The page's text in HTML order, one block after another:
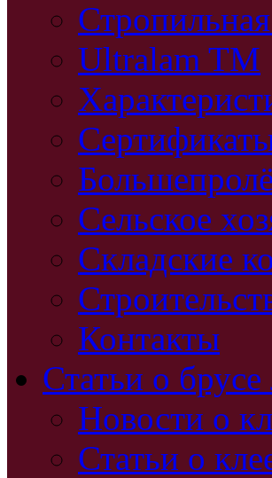
Ultralam TM
Сельское
Складские
Контакты
Статьи о брусе
Новости о
Статьи о